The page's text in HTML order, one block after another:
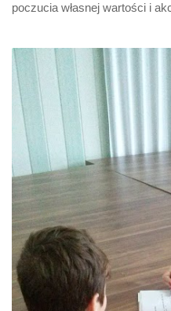
poczucia własnej wartości i